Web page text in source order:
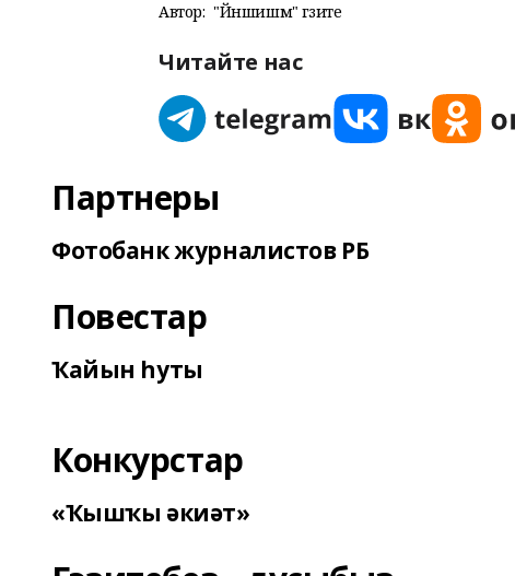
Автор: "Йәншишмә" гәзите
Читайте нас
Партнеры
Фотобанк журналистов РБ
Повестар
Ҡайын һуты
Конкурстар
«Ҡышҡы әкиәт»